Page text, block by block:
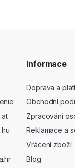
Informace
Doprava a
Obchodní
Zpracování
Reklamace a
Vrácení zboží
Blog